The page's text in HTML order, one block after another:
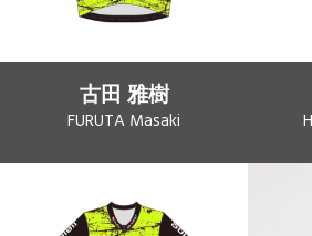
古田 雅樹
FURUTA Masaki